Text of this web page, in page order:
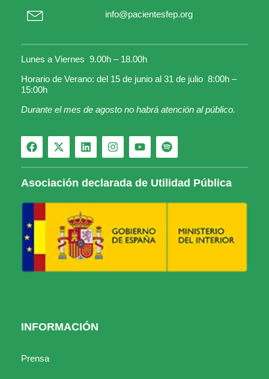
info@pacientesfep.org
Lunes a Viernes 9.00h – 18.00h
Horario de Verano: del 15 de junio al 31 de julio 8:00h –
15:00h
Durante el mes de agosto no habrá atención al público.
Asociación declarada de Utilidad Pública
INFORMACIÓN
Prensa